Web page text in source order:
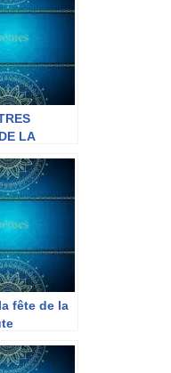
LA
fête de la